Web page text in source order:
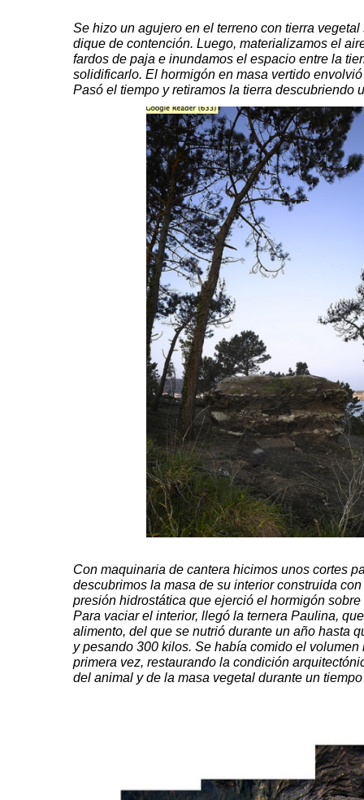
Se hizo un agujero en el terreno con tierra
dique de contención. Luego, materializamos el
fardos de paja e inundamos el espacio entre la
solidificarlo. El hormigón en masa vertido
Pasó el tiempo y retiramos la tierra descubriendo
Con maquinaria de cantera hicimos unos cortes
descubrimos la masa de su interior construida
presión hidrostática que ejerció el hormigón
Para vaciar el interior, llegó la ternera Paulina,
alimento, del que se nutrió durante un año hasta
y pesando 300 kilos. Se había comido el
primera vez, restaurando la condición
del animal y de la masa vegetal durante un